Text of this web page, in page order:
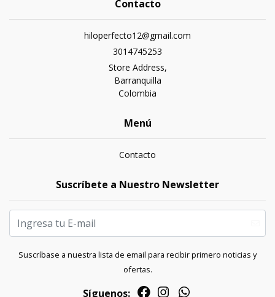
Contacto
hiloperfecto12@gmail.com
3014745253
Store Address,
Barranquilla
Colombia
Menú
Contacto
Suscríbete a Nuestro Newsletter
Suscríbase a nuestra lista de email para recibir primero noticias y
ofertas.
Síguenos: